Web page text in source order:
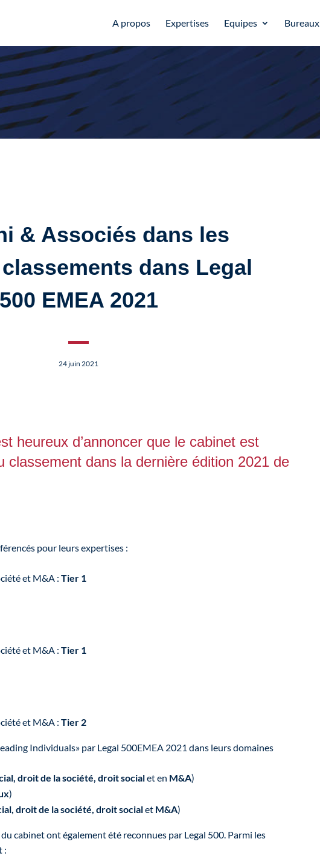
A propos Expertises Equipes Bureaux
& Associés dans les
dans Legal
500 EMEA 2021
24 juin 2021
heureux d’annoncer que le cabinet est
classement dans la dernière édition 2021 de
pour leurs expertises :
et M&A : Tier 1
et M&A : Tier 1
et M&A : Tier 2
Individuals» par Legal 500EMEA 2021 dans leurs domaines
droit de la société, droit socialet en M&A)
)
droit de la société, droit socialet M&A)
cabinet ont également été reconnues par Legal 500. Parmi les
: